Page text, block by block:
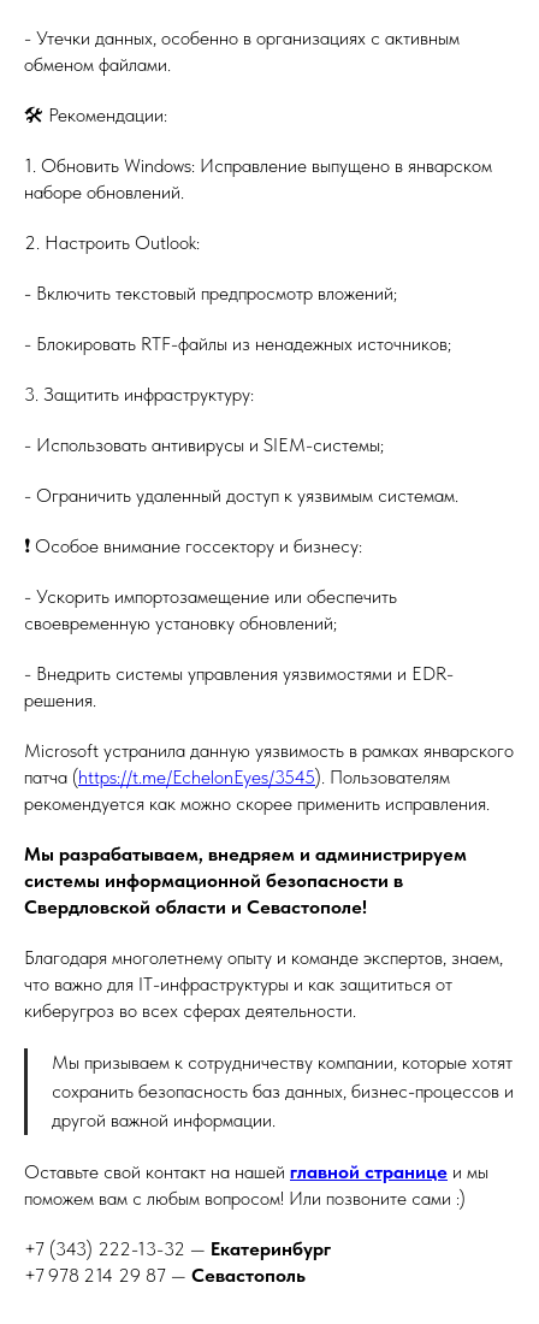
- Утечки данных, особенно в организациях с активным
обменом файлами.
🛠 Рекомендации:
1. Обновить Windows: Исправление выпущено в январском
наборе обновлений.
2. Настроить Outlook:
- Включить текстовый предпросмотр вложений;
- Блокировать RTF-файлы из ненадежных источников;
3. Защитить инфраструктуру:
- Использовать антивирусы и SIEM-системы;
- Ограничить удаленный доступ к уязвимым системам.
❗️ Особое внимание госсектору и бизнесу:
- Ускорить импортозамещение или обеспечить
своевременную установку обновлений;
- Внедрить системы управления уязвимостями и EDR-
решения.
Microsoft устранила данную уязвимость в рамках январского
патча (https://t.me/EchelonEyes/3545). Пользователям
рекомендуется как можно скорее применить исправления.
Мы разрабатываем, внедряем и администрируем
системы информационной безопасности в
Свердловской области и Севастополе!
Благодаря многолетнему опыту и команде экспертов, знаем,
что важно для IT-инфраструктуры и как защититься от
киберугроз во всех сферах деятельности.
Мы призываем к сотрудничеству компании, которые хотят
сохранить безопасность баз данных, бизнес-процессов и
другой важной информации.
Оставьте свой контакт на нашей главной странице и мы
поможем вам с любым вопросом! Или позвоните сами :)
+7 (343) 222-13-32 — Екатеринбург
+7 978 214 29 87 — Севастополь